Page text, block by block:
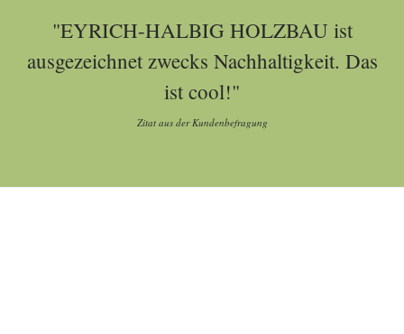
"EYRICH-HALBIG HOLZBAU ist
ausgezeichnet zwecks Nachhaltigkeit. Das
ist cool!"
Zitat aus der Kundenbefragung